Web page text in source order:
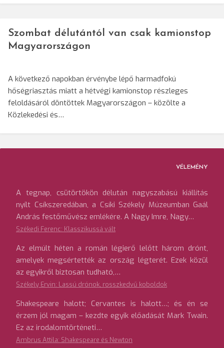
Szombat délutántól van csak kamionstop
Magyarországon
A következő napokban érvénybe lépő harmadfokú
hőségriasztás miatt a hétvégi kamionstop részleges
feloldásáról döntöttek Magyarországon – közölte a
Közlekedési és…
VÉLEMÉNY
A tegnap, csütörtökön délután nagyszabású kiállítás
nyílt Csíkszeredában, a Csíki Székely Múzeumban Gaál
András festőművész emlékére. A Nagy Imre, Nagy…
Székedi Ferenc: Klasszikussá vált
Az elmúlt héten a román légierő lelőtt három drónt,
amelyek megsértették az ország légterét. Ezek közül
az egyikről biztosan tudható,…
Székely Ervin: Lassú drónok, rosszkedvű koboldok
Shakespeare halott; Cervantes is halott…; és én se
érzem jól magam – kezdte egyik előadását Mark Twain.
Ez az irodalomtörténeti…
Ambrus Attila: Shakespeare és Newton